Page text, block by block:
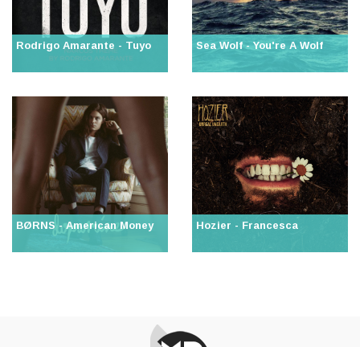
Rodrigo Amarante - Tuyo Sea Wolf - You're A Wolf
BØRNS - American Money Hozier - Francesca